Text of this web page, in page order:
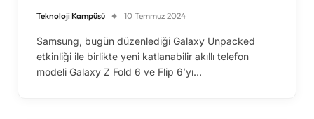
Teknoloji Kampüsü 10 Temmuz 2024
Samsung, bugün düzenlediği Galaxy Unpacked
etkinliği ile birlikte yeni katlanabilir akıllı telefon
modeli Galaxy Z Fold 6 ve Flip 6’yı…